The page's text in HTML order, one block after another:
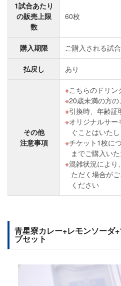
1試合あたり
の販売上限
数
60枚
購入期限 ご購入される試
払戻し あり
その他
注意事項
こちらのドリン
20歳未満の方
引換時、年齢証
オリジナルサー
ぐことはいた
チケット1枚に
までご購入い
混雑状況により
ただく場合が
ください
青星寮カレー+レモンソーダ
ブセット